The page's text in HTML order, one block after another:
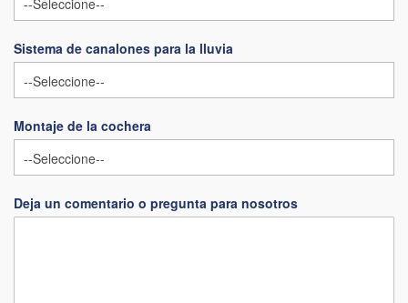
Sistema de canalones para la lluvia
Montaje de la cochera
Deja un comentario o pregunta para nosotros